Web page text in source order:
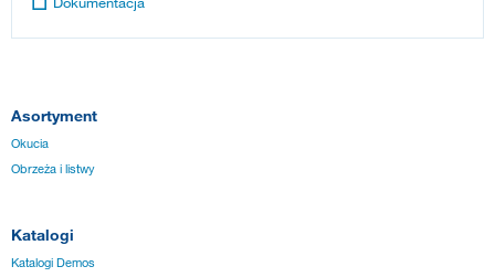
Asortyment
Okucia
Obrzeża i listwy
Katalogi
Katalogi Demos